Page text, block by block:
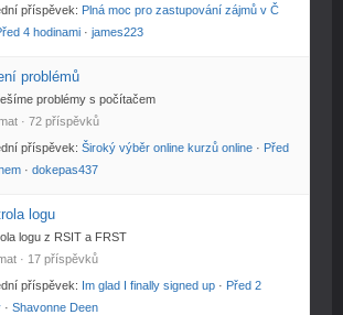
příspěvek: Plná moc pro zastupování zájmů v Č
4 hodinami · james223
problémů
problémy s počítačem
· 72 příspěvků
příspěvek: Široký výběr online kurzů online · Před
· dokepas437
logu
logu z RSIT a FRST
· 17 příspěvků
příspěvek: Im glad I finally signed up · Před 2
· Shavonne Deen